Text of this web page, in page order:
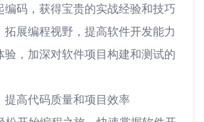
编码，获得宝贵的实战经验和技巧
拓展编程视野，提高软件开发能力
验，加深对软件项目构建和测试的
提高代码质量和项目效率